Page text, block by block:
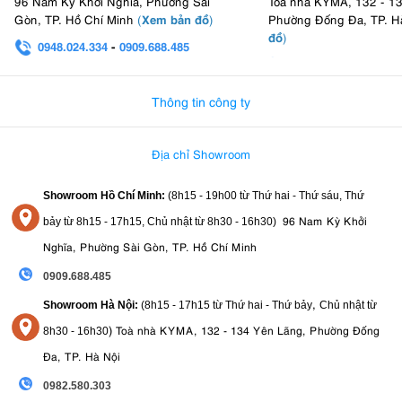
bảo rằng hình ảnh được tái tạo với độ rõ nét và chi tiết cao, đặc
biệt là trong điều kiện khắc nghiệt như thiếu sáng hoặc ngược
sáng.
3.7. Bokeh đẹp
Ống kính có chín lá khẩu tròn góp phần tạo nên chất lượng bokeh
Gòn, TP. Hồ Chí Minh (Xem bản đồ)
0948.024.334 - 0909.688.485
Phường Đống Đa, TP.
đồ)
Thông tin công ty
Địa chỉ Showroom
Showroom Hồ Chí Minh: (8h15 - 19h00 từ Thứ hai - Thứ sáu, Thứ
bảy từ 8h15 - 17h15, Chủ nhật từ 8h30 - 16h30) 96 Nam Kỳ Khởi
Nghĩa, Phường Sài Gòn, TP. Hồ Chí Minh
0909.688.485
Showroom Hà Nội: (8h15 - 17h15 từ Thứ hai - Thứ bảy, Chủ nhật từ
8h30 - 16h30) Toà nhà KYMA, 132 - 134 Yên Lãng, Phường Đống
Đa, TP. Hà Nội
0982.580.303